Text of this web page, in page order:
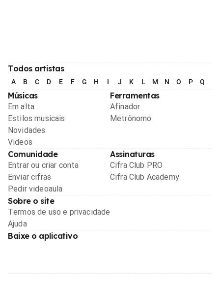
Todos artistas
A B C D E F G H I J K L M N O P Q
Músicas
Em alta
Estilos musicais
Novidades
Videos
Ferramentas
Afinador
Metrônomo
Comunidade
Entrar ou criar conta
Enviar cifras
Pedir videoaula
Assinaturas
Cifra Club PRO
Cifra Club Academy
Sobre o site
Termos de uso e privacidade
Ajuda
Baixe o aplicativo